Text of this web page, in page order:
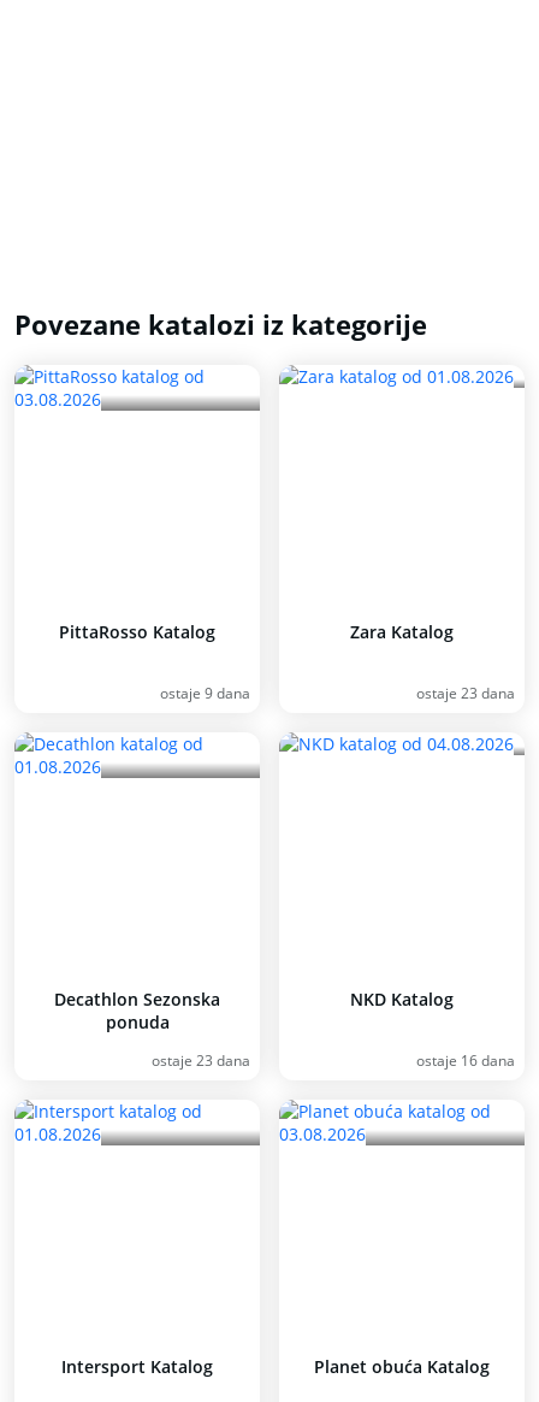
Povezane katalozi iz kategorije
PittaRosso Katalog
ostaje 9 dana
Zara Katalog
ostaje 23 dana
Decathlon Sezonska
ponuda
ostaje 23 dana
NKD Katalog
ostaje 16 dana
Intersport Katalog Planet obuća Katalog